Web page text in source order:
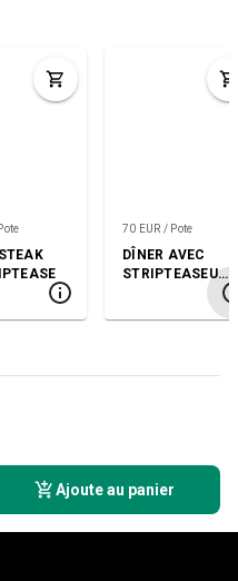
70 EUR / Pote
DÎNER AVEC
STRIPTEASEUS
Ajoute au panier